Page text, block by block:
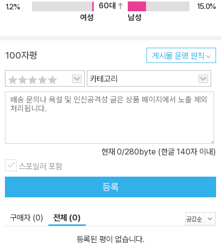
를 대상으로 삼았다”고 말했다. 의미심장한 이야기다.
당시 특수전사령부 군수참모 이상한 대령의 증언에 따르면 5월 8일
정호용 소장, 작전참모 장세동 대령, 군수참모 이상한 대령, 그리고 모
처장 등이 헬기를 타고 광주 상무대의 전교사를 방문했다.
5월 초부터 광주를 향한 모종의 계획이 사전에 검토되고 있었다는 합
리적인 의심을 떨쳐버릴 수가 없었다. 아니 그 이전부터 어떤 모종의
계획이 검토되고 있었는지도 모른다.
관은 시국수습방안에 서명하였다. 이 서명에 따라 5월 13일부터 육군
본부는 ‘충정작전’을 시작했다.
13일 신우식 7공수여단장은 육군본부로부터 광주지역으로 출동할
준비를 하라는 명령을 받고 대기상태에 들어갔다. 전북대와 충남대에
대에 35대대를 배치한다는 계획이었다. 이에 따라 ‘비상계엄 전국확
대’ 이전에 군부대 이동이 시작됐다.
북한의 남침 위협이 사실이라면 휴전선에 병력을 증원배치하는 것이
1.2%
60대
15.0%
여성
남성
100자평 게시물 운영 원칙
카테고리
현재 0/280byte (한글 140자 이내)
스포일러 포함
등록
구매자 (0) 전체 (0)
등록된 평이 없습니다.